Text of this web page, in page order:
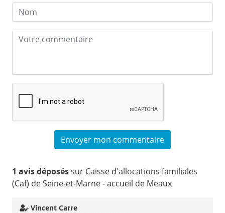
1 avis déposéssur Caisse d'allocations familiales
(Caf) de Seine-et-Marne - accueil de Meaux
Vincent Carre